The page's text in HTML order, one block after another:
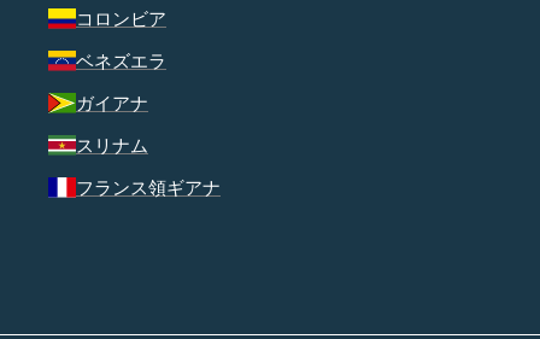
コロンビア
ベネズエラ
ガイアナ
スリナム
フランス領ギアナ